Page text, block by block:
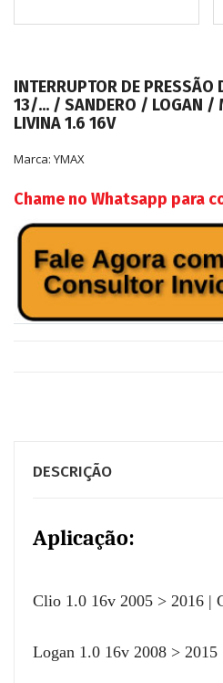
INTERRUPTOR DE PRESSÃO
13/... / SANDERO / LOGAN /
LIVINA 1.6 16V
Marca: YMAX
Chame no Whatsapp para
DESCRIÇÃO
Aplicação:
Clio 1.0 16v 2005 > 2016 |
Logan 1.0 16v 2008 > 2015